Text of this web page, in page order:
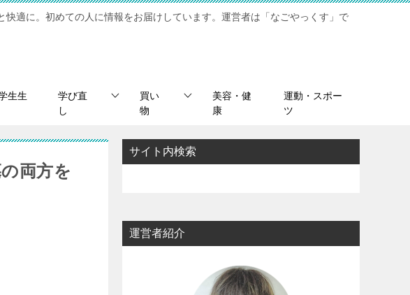
快適に。初めての人に情報をお届けしています。運営者は「なごやっくす」で
生生
学び直
し
買い
物
美容・健
康
運動・スポー
ツ
両方を
サイト内検索
運営者紹介